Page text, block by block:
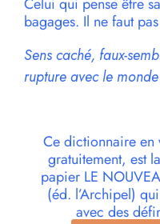
Celui qui pense être
bagages. Il ne faut
Sens caché, faux-
rupture avec le
Ce dictionnaire en
gratuitement, est
papier LE
(éd. l’Archipel)
avec des